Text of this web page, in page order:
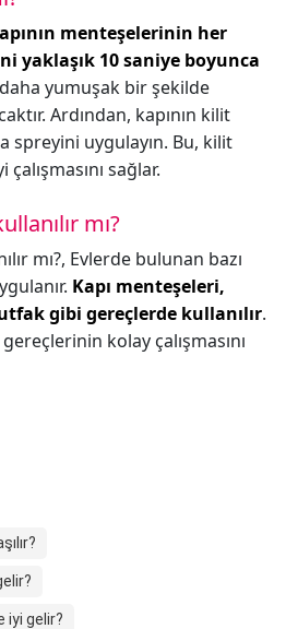
menteşelerinin her
yaklaşık 10 saniye boyunca
daha yumuşak bir şekilde
Ardından, kapının kilit
spreyini uygulayın. Bu, kilit
sağlar.
mı?
mı?, Evlerde bulunan bazı
Kapı menteşeleri,
gibi gereçlerde kullanılır.
kolay çalışmasını
iyi gelir?